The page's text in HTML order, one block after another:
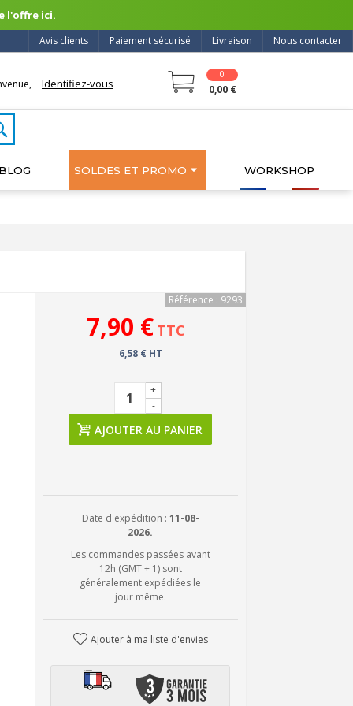
l'offre ici.
Nous contacter
Livraison
Paiement sécurisé
Avis clients
Identifiez-vous
0
0,00 €
BLOG SOLDES ET PROMO WORKSHOP
Référence : 9293
7,90 € TTC
6,58 € HT
-
+
AJOUTER AU PANIER
Date d'expédition : 11-08-
2026.
Les commandes passées avant
12h (GMT + 1) sont
généralement expédiées le
jour même.
Ajouter à ma liste d'envies